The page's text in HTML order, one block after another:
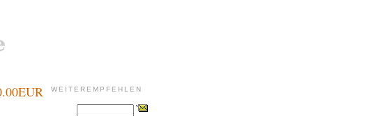
WEITEREMPFEHLEN